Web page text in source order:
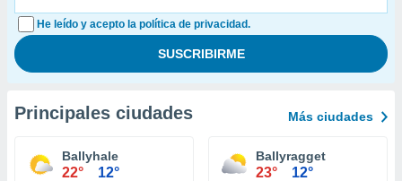
He leído y acepto la política de privacidad.
Principales ciudades Más ciudades
Ballyhale
22° 12°
Ballyragget
23° 12°